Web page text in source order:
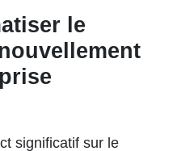
le
significatif sur le